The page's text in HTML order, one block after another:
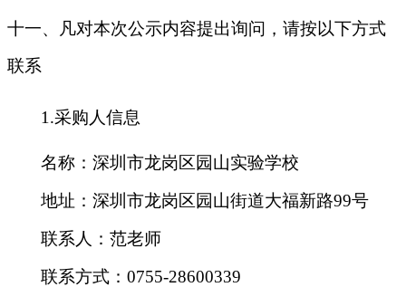
十一、凡对本次公示内容提出询问，请按以下方式
联系
1.采购人信息
名称：深圳市龙岗区园山实验学校
地址：深圳市龙岗区园山街道大福新路99号
联系人：范老师
联系方式：0755-28600339